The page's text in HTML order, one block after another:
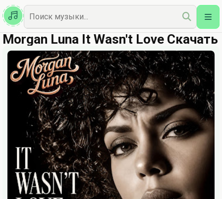
Казахская
Наш Топ
Morgan Luna It Wasn't Love Скачать